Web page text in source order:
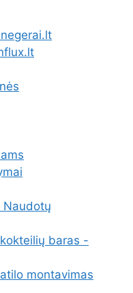
Naudotų
baras -
montavimas